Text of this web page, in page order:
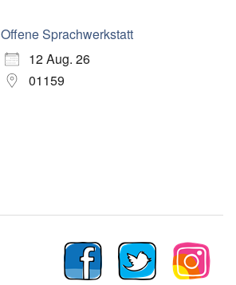
Offene Sprachwerkstatt
12 Aug. 26
01159